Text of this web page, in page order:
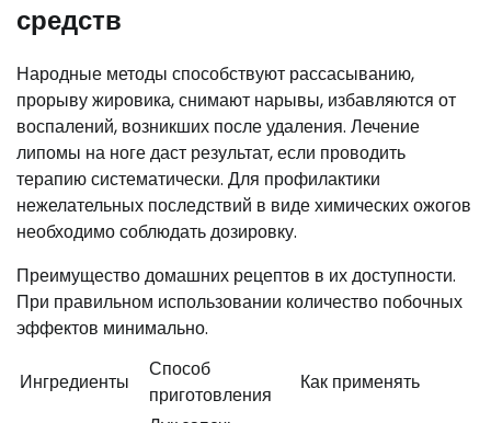
средств
Народные методы способствуют рассасыванию,
прорыву жировика, снимают нарывы, избавляются от
воспалений, возникших после удаления. Лечение
липомы на ноге даст результат, если проводить
терапию систематически. Для профилактики
нежелательных последствий в виде химических ожогов
необходимо соблюдать дозировку.
Преимущество домашних рецептов в их доступности.
При правильном использовании количество побочных
эффектов минимально.
Ингредиенты
Способ
приготовления
Как применять